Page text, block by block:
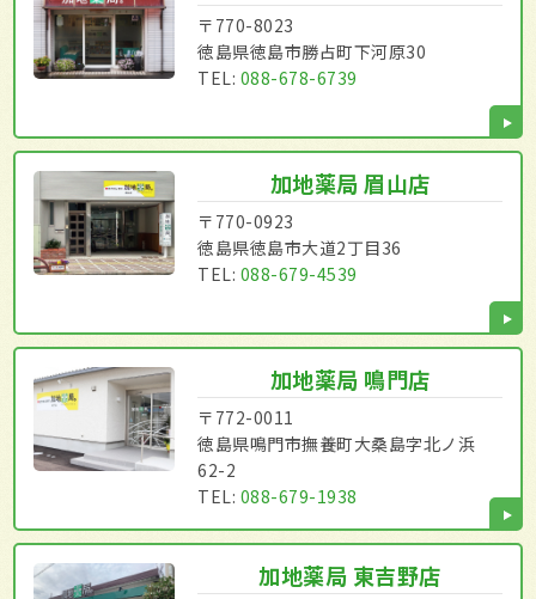
〒770-8023
徳島県徳島市勝占町下河原30
TEL: 088-678-6739
加地薬局 眉山店
〒770-0923
徳島県徳島市大道2丁目36
TEL: 088-679-4539
加地薬局 鳴門店
〒772-0011
徳島県鳴門市撫養町大桑島字北ノ浜
62-2
TEL: 088-679-1938
加地薬局 東吉野店